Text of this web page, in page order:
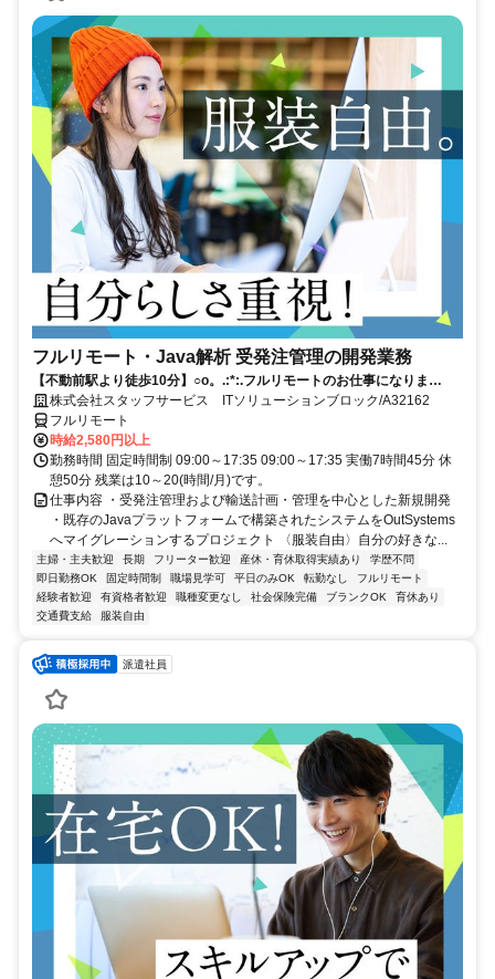
フルリモート・Java解析 受発注管理の開発業務
【不動前駅より徒歩10分】○o。.:*:.フルリモートのお仕事になりま
す.:*:.。o○ご応募お待ちしております！
株式会社スタッフサービス ITソリューションブロック/A32162
フルリモート
時給2,580円以上
勤務時間 固定時間制 09:00～17:35 09:00～17:35 実働7時間45分 休
憩50分 残業は10～20(時間/月)です。
仕事内容 ・受発注管理および輸送計画・管理を中心とした新規開発
・既存のJavaプラットフォームで構築されたシステムをOutSystems
へマイグレーションするプロジェクト 〈服装自由〉自分の好きな...
主婦・主夫歓迎 長期 フリーター歓迎 産休・育休取得実績あり
学歴不問
即日勤務OK
固定時間制 職場見学可 平日のみOK 転勤なし
フルリモート
経験者歓迎
有資格者歓迎 職種変更なし 社会保険完備 ブランクOK
育休あり
交通費支給
服装自由
派遣社員